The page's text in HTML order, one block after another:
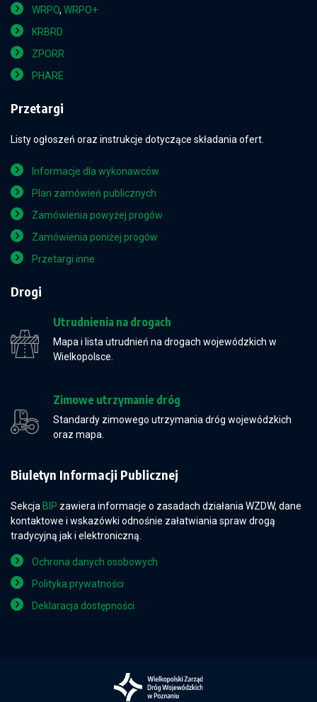
WRPO, WRPO+
KRBRD
ZPORR
PHARE
Przetargi
Listy ogłoszeń oraz instrukcje dotyczące składania ofert.
Informacje dla wykonawców
Plan zamówień publicznych
Zamówienia powyżej progów
Zamówienia poniżej progów
Przetargi inne
Drogi
Utrudnienia na drogach
Mapa i lista utrudnień na drogach wojewódzkich w
Wielkopolsce.
Zimowe utrzymanie dróg
Standardy zimowego utrzymania dróg wojewódzkich
oraz mapa.
Biuletyn Informacji Publicznej
Sekcja BIP zawiera informacje o zasadach działania WZDW, dane
kontaktowe i wskazówki odnośnie załatwiania spraw drogą
tradycyjną jak i elektroniczną.
Ochrona danych osobowych
Polityka prywatności
Deklaracja dostępności